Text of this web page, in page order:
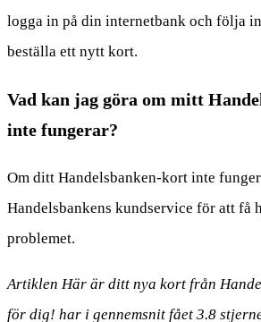
logga in på din internetbank och följa
beställa ett nytt kort.
Vad kan jag göra om mitt
inte fungerar?
Om ditt Handelsbanken-kort inte
Handelsbankens kundservice för att få
problemet.
Artiklen Här är ditt nya kort från
för dig! har i gennemsnit fået 3.8